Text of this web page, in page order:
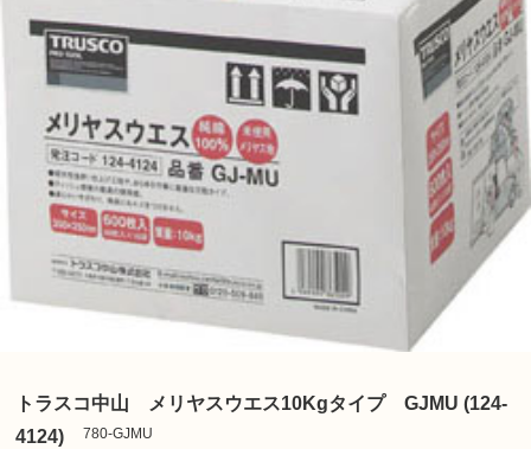
トラスコ中山 メリヤスウエス10Kgタイプ GJMU (124-
4124)
780-GJMU